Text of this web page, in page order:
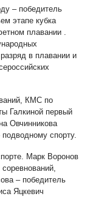
– победитель
этапе кубка
плавании .
в плавании и
КМС по
Галкиной первый
Овчинникова
спорту.
Марк Воронов
– победитель
Яцкевич